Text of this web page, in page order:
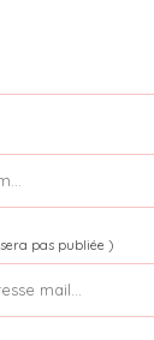
pas publiée )